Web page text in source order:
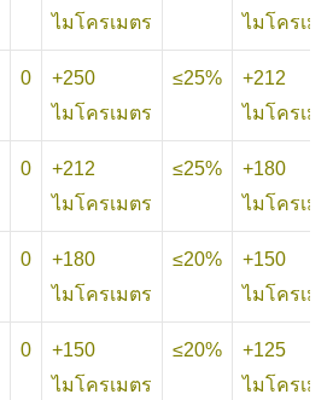
ไมโครเมตร
ไมโครเม
0
+250
ไมโครเมตร
≤25%
+212
ไมโครเม
0
+212
ไมโครเมตร
≤25%
+180
ไมโครเม
0
+180
ไมโครเมตร
≤20%
+150
ไมโครเม
0
+150
ไมโครเมตร
≤20%
+125
ไมโครเม